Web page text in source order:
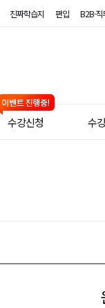
진짜학습지 편입 B2B·
수강신청 수